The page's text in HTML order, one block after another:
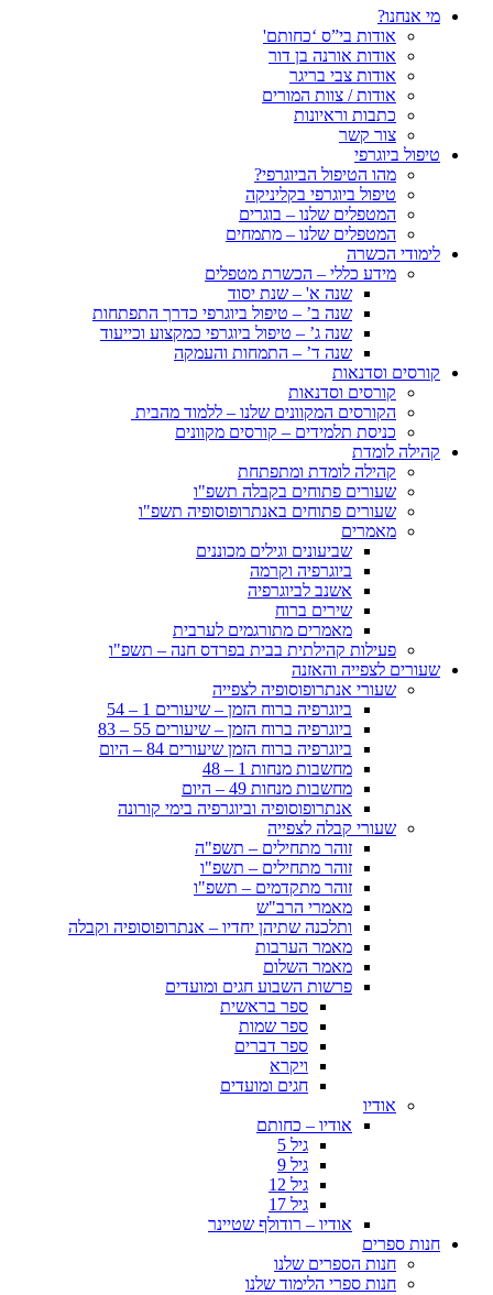
מי אנחנו?
אודות בי”ס ‘כחותם'
אודות אורנה בן דור
אודות צבי בריגר
אודות / צוות המורים
כתבות וראיונות
צור קשר
טיפול ביוגרפי
מהו הטיפול הביוגרפי?
טיפול ביוגרפי בקליניקה
המטפלים שלנו – בוגרים
המטפלים שלנו – מתמחים
לימודי הכשרה
מידע כללי – הכשרת מטפלים
שנה א' – שנת יסוד
שנה ב’ – טיפול ביוגרפי כדרך התפתחות
שנה ג’ – טיפול ביוגרפי כמקצוע וכייעוד
שנה ד’ – התמחות והעמקה
קורסים וסדנאות
קורסים וסדנאות
הקורסים המקוונים שלנו – ללמוד מהבית
כניסת תלמידים – קורסים מקוונים
קהילה לומדת
קהילה לומדת ומתפתחת
שעורים פתוחים בקבלה תשפ"ו
שעורים פתוחים באנתרופוסופיה תשפ"ו
מאמרים
שביעונים וגילים מכוננים
ביוגרפיה וקרמה
אשנב לביוגרפיה
שירים ברוח
מאמרים מתורגמים לערבית
פעילות קהילתית בבית בפרדס חנה – תשפ"ו
שעורים לצפייה והאזנה
שעורי אנתרופוסופיה לצפייה
ביוגרפיה ברוח הזמן – שיעורים 1 – 54
ביוגרפיה ברוח הזמן – שיעורים 55 – 83
ביוגרפיה ברוח הזמן שיעורים 84 – היום
מחשבות מנחות 1 – 48
מחשבות מנחות 49 – היום
אנתרופוסופיה וביוגרפיה בימי קורונה
שעורי קבלה לצפייה
זוהר מתחילים – תשפ"ה
זוהר מתחילים – תשפ"ו
זוהר מתקדמים – תשפ"ו
מאמרי הרב"ש
ותלכנה שתיהן יחדיו – אנתרופוסופיה וקבלה
מאמר הערבות
מאמר השלום
פרשות השבוע חגים ומועדים
ספר בראשית
ספר שמות
ספר דברים
ויקרא
חגים ומועדים
אודיו
אודיו – כחותם
גיל 5
גיל 9
גיל 12
גיל 17
אודיו – רודולף שטיינר
חנות ספרים
חנות הספרים שלנו
חנות ספרי הלימוד שלנו